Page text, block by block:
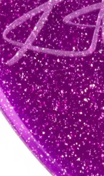
8.
micrófono
9
bateria
10. violin